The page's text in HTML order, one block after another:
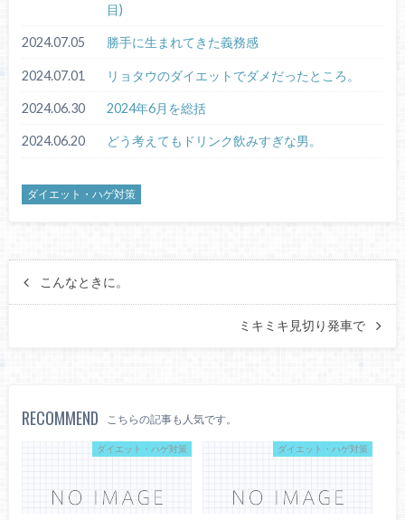
目)
2024.07.05 勝手に生まれてきた義務感
2024.07.01 リョタウのダイエットでダメだったところ。
2024.06.30 2024年6月を総括
2024.06.20 どう考えてもドリンク飲みすぎな男。
ダイエット・ハゲ対策
こんなときに。
ミキミキ見切り発車で
RECOMMEND こちらの記事も人気です。
ダイエット・ハゲ対策 ダイエット・ハゲ対策